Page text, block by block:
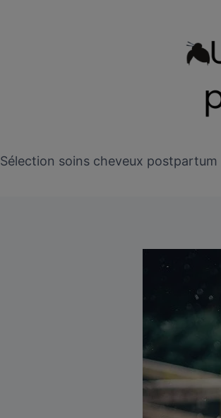
Sélection soins cheveux postpartum